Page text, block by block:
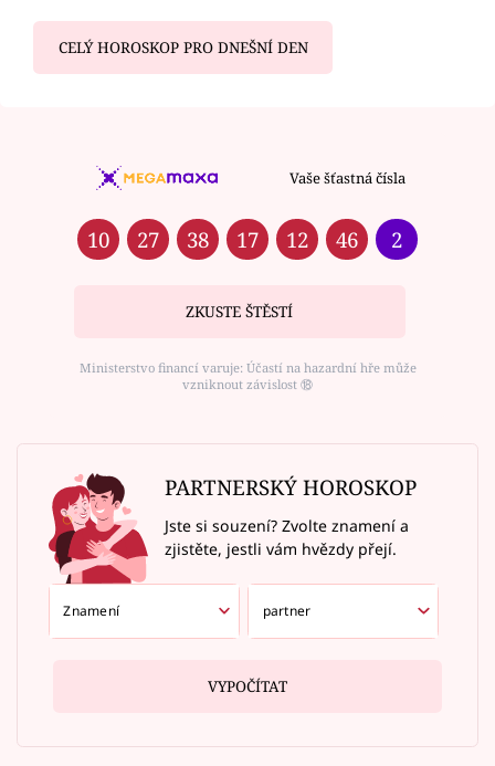
CELÝ HOROSKOP PRO DNEŠNÍ DEN
Vaše šťastná čísla
10 27 38 17 12 46 2
ZKUSTE ŠTĚSTÍ
Ministerstvo financí varuje: Účastí na hazardní hře může
vzniknout závislost ⑱
PARTNERSKÝ HOROSKOP
Jste si souzení? Zvolte znamení a
zjistěte, jestli vám hvězdy přejí.
VYPOČÍTAT